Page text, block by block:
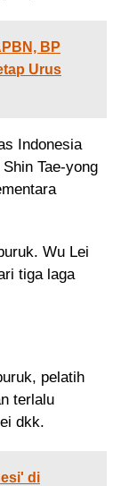
BP
Urus
Indonesia
Tae-yong
Wu Lei
tiga laga
pelatih
terlalu
dkk.
di